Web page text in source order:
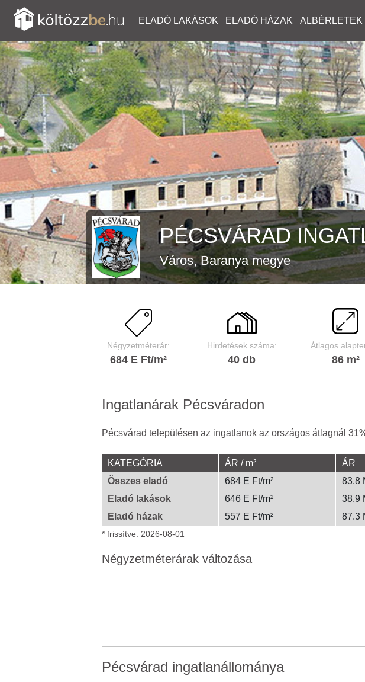
ELADÓ LAKÁSOK ELADÓ HÁZAK ALBÉRLETEK
PÉCSVÁRAD
Város, Baranya megye
Négyzetméterár:
684 E Ft/m²
Hirdetések száma:
40 db
Átlagos
86 m²
Ingatlanárak Pécsváradon
Pécsvárad településen az ingatlanok az országos átlagnál
KATEGÓRIA ÁR / m² ÁR
Összes eladó
684 E Ft/m² 83.8
Eladó lakások
646 E Ft/m² 38.9
Eladó házak
557 E Ft/m² 87.3
* frissítve: 2026-08-01
Négyzetméterárak változása
Pécsvárad ingatlanállománya